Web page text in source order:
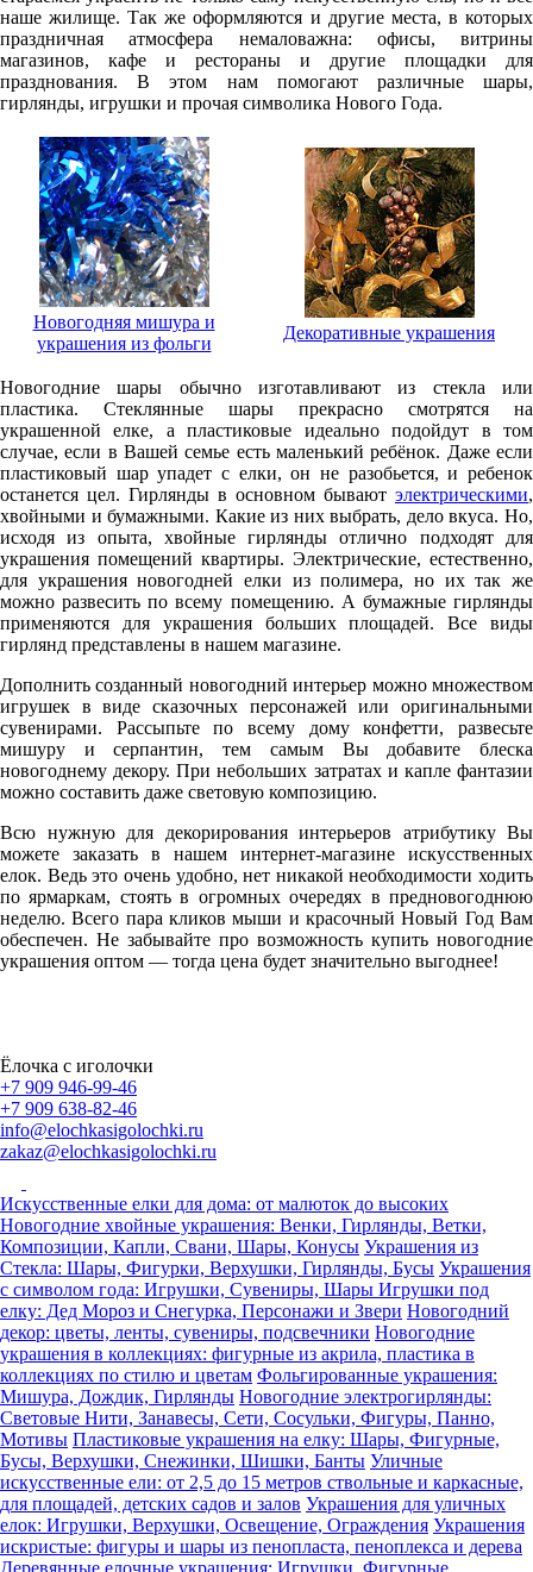
наше жилище. Так же оформляются и другие места, в которых
праздничная атмосфера немаловажна: офисы, витрины
магазинов, кафе и рестораны и другие площадки для
празднования. В этом нам помогают различные шары,
гирлянды, игрушки и прочая символика Нового Года.
Новогодняя мишура и
украшения из фольги
Декоративные украшения
Новогодние шары обычно изготавливают из стекла или
пластика. Стеклянные шары прекрасно смотрятся на
украшенной елке, а пластиковые идеально подойдут в том
случае, если в Вашей семье есть маленький ребёнок. Даже если
пластиковый шар упадет с елки, он не разобьется, и ребенок
останется цел. Гирлянды в основном бывают электрическими,
хвойными и бумажными. Какие из них выбрать, дело вкуса. Но,
исходя из опыта, хвойные гирлянды отлично подходят для
украшения помещений квартиры. Электрические, естественно,
для украшения новогодней елки из полимера, но их так же
можно развесить по всему помещению. А бумажные гирлянды
применяются для украшения больших площадей. Все виды
гирлянд представлены в нашем магазине.
Дополнить созданный новогодний интерьер можно множеством
игрушек в виде сказочных персонажей или оригинальными
сувенирами. Рассыпьте по всему дому конфетти, развесьте
мишуру и серпантин, тем самым Вы добавите блеска
новогоднему декору. При небольших затратах и капле фантазии
можно составить даже световую композицию.
Всю нужную для декорирования интерьеров атрибутику Вы
можете заказать в нашем интернет-магазине искусственных
елок. Ведь это очень удобно, нет никакой необходимости ходить
по ярмаркам, стоять в огромных очередях в предновогоднюю
неделю. Всего пара кликов мыши и красочный Новый Год Вам
обеспечен. Не забывайте про возможность купить новогодние
украшения оптом — тогда цена будет значительно выгоднее!
Ёлочка с иголочки
+7 909 946-99-46
+7 909 638-82-46
info@elochkasigolochki.ru
zakaz@elochkasigolochki.ru
Искусственные елки для дома: от малюток до высоких
Новогодние хвойные украшения: Венки, Гирлянды, Ветки,
Композиции, Капли, Свани, Шары, Конусы Украшения из
Стекла: Шары, Фигурки, Верхушки, Гирлянды, Бусы Украшения
с символом года: Игрушки, Сувениры, Шары Игрушки под
елку: Дед Мороз и Снегурка, Персонажи и Звери Новогодний
декор: цветы, ленты, сувениры, подсвечники Новогодние
украшения в коллекциях: фигурные из акрила, пластика в
коллекциях по стилю и цветам Фольгированные украшения:
Мишура, Дождик, Гирлянды Новогодние электрогирлянды:
Световые Нити, Занавесы, Сети, Сосульки, Фигуры, Панно,
Мотивы Пластиковые украшения на елку: Шары, Фигурные,
Бусы, Верхушки, Снежинки, Шишки, Банты Уличные
искусственные ели: от 2,5 до 15 метров ствольные и каркасные,
для площадей, детских садов и залов Украшения для уличных
елок: Игрушки, Верхушки, Освещение, Ограждения Украшения
искристые: фигуры и шары из пенопласта, пеноплекса и дерева
Деревянные елочные украшения: Игрушки, Фигурные,